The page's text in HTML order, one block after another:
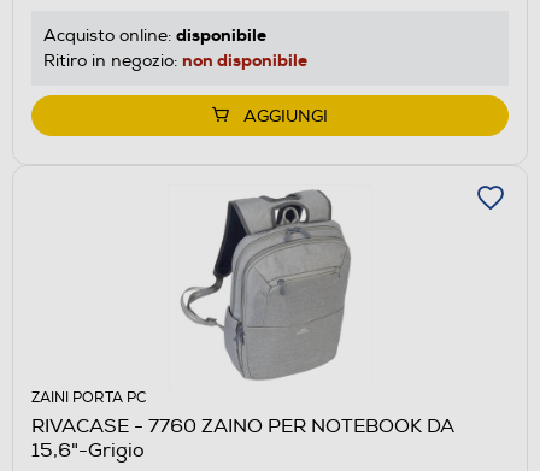
Acquisto online: disponibile
Ritiro in negozio: non disponibile
AGGIUNGI
ZAINI PORTA PC
RIVACASE - 7760 ZAINO PER NOTEBOOK DA
15,6"-Grigio